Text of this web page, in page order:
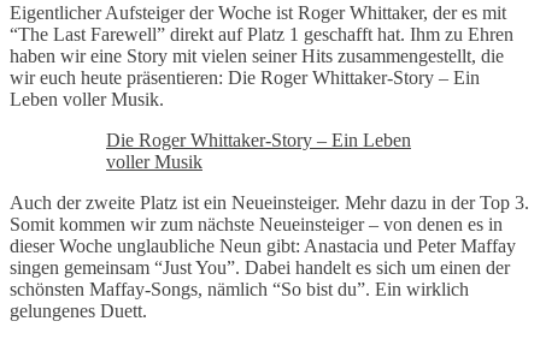
Eigentlicher Aufsteiger der Woche ist Roger Whittaker, der es mit
“The Last Farewell” direkt auf Platz 1 geschafft hat. Ihm zu Ehren
haben wir eine Story mit vielen seiner Hits zusammengestellt, die
wir euch heute präsentieren: Die Roger Whittaker-Story – Ein
Leben voller Musik.
Die Roger Whittaker-Story – Ein Leben
voller Musik
Auch der zweite Platz ist ein Neueinsteiger. Mehr dazu in der Top 3.
Somit kommen wir zum nächste Neueinsteiger – von denen es in
dieser Woche unglaubliche Neun gibt: Anastacia und Peter Maffay
singen gemeinsam “Just You”. Dabei handelt es sich um einen der
schönsten Maffay-Songs, nämlich “So bist du”. Ein wirklich
gelungenes Duett.